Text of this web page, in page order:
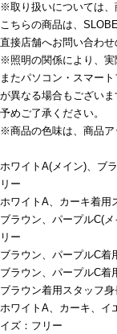
※取り扱いについては、
こちらの商品は、
直接店舗へお問い合わ
※照明の関係により、実
またパソコン・スマー
が異なる場合もございま
予めご了承ください。
※商品の色味は、商品ア
ホワイトA(メイン)、ブ
リー
ホワイトA、カーキ着
ブラウン、パープルC(
リー
ブラウン、パープルC
ブラウン、パープルC
ブラウン着用スタッフ
ホワイトA、カーキ、
イズ：フリー